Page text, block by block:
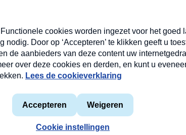
Meldpunt
Heel
Privacyverklaring
Cookieverklaring